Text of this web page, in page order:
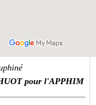
pour l'APPHIM